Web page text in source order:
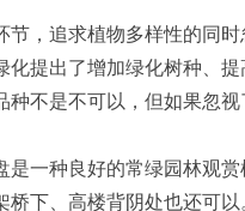
节，追求植物多样性的同时
化提出了增加绿化树种、
种不是不可以，但如果忽
是一种良好的常绿园林观
桥下、高楼背阴处也还可